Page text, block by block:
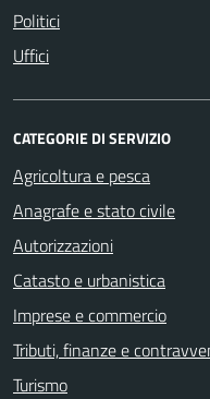
Politici
Uffici
CATEGORIE DI SERVIZIO
Agricoltura e pesca
Anagrafe e stato civile
Autorizzazioni
Catasto e urbanistica
Imprese e commercio
Tributi, finanze e
Turismo